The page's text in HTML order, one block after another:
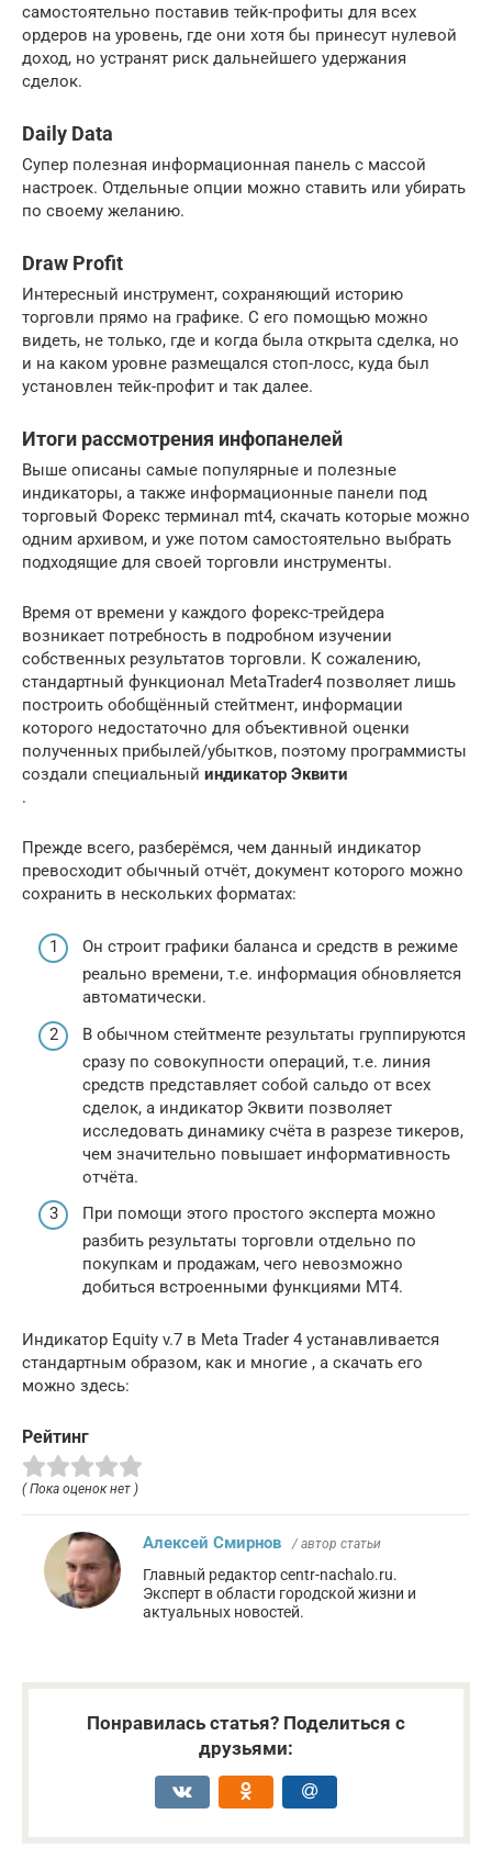
самостоятельно поставив тейк-профиты для всех
ордеров на уровень, где они хотя бы принесут нулевой
доход, но устранят риск дальнейшего удержания
сделок.
Daily Data
Супер полезная информационная панель с массой
настроек. Отдельные опции можно ставить или убирать
по своему желанию.
Draw Profit
Интересный инструмент, сохраняющий историю
торговли прямо на графике. С его помощью можно
видеть, не только, где и когда была открыта сделка, но
и на каком уровне размещался стоп-лосс, куда был
установлен тейк-профит и так далее.
Итоги рассмотрения инфопанелей
Выше описаны самые популярные и полезные
индикаторы, а также информационные панели под
торговый Форекс терминал mt4, скачать которые можно
одним архивом, и уже потом самостоятельно выбрать
подходящие для своей торговли инструменты.
Время от времени у каждого форекс-трейдера
возникает потребность в подробном изучении
собственных результатов торговли. К сожалению,
стандартный функционал MetaTrader4 позволяет лишь
построить обобщённый стейтмент, информации
которого недостаточно для объективной оценки
полученных прибылей/убытков, поэтому программисты
создали специальный индикатор Эквити
.
Прежде всего, разберёмся, чем данный индикатор
превосходит обычный отчёт, документ которого можно
сохранить в нескольких форматах:
Он строит графики баланса и средств в режиме
реально времени, т.е. информация обновляется
автоматически.
В обычном стейтменте результаты группируются
сразу по совокупности операций, т.е. линия
средств представляет собой сальдо от всех
сделок, а индикатор Эквити позволяет
исследовать динамику счёта в разрезе тикеров,
чем значительно повышает информативность
отчёта.
При помощи этого простого эксперта можно
разбить результаты торговли отдельно по
покупкам и продажам, чего невозможно
добиться встроенными функциями MT4.
Индикатор Equity v.7 в Meta Trader 4 устанавливается
стандартным образом, как и многие , а скачать его
можно здесь:
Рейтинг
( Пока оценок нет )
Алексей Смирнов / автор статьи
Главный редактор centr-nachalo.ru.
Эксперт в области городской жизни и
актуальных новостей.
Понравилась статья? Поделиться с
друзьями: